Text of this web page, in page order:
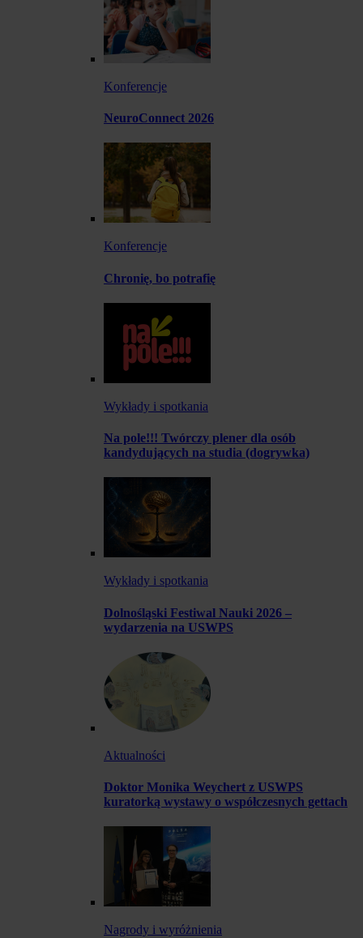
Konferencje
NeuroConnect 2026
Konferencje
Chronię, bo potrafię
Wykłady i spotkania
Na pole!!! Twórczy plener dla osób
kandydujących na studia (dogrywka)
Wykłady i spotkania
Dolnośląski Festiwal Nauki 2026 –
wydarzenia na USWPS
Aktualności
Doktor Monika Weychert z USWPS
kuratorką wystawy o współczesnych gettach
Nagrody i wyróżnienia